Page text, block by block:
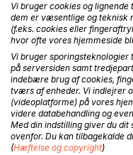
BESKRIVELSE
Bogen er skrevet
Det er tre år hvor
og mediteret mange
dette beskrives i
Vi bruger cookies og
dem er væsentlige og teknisk
(f.eks. cookies eller
hvor ofte vores hjemmeside
Vi bruger
på serversiden samt
indebære brug af cookies,
tværs af enheder. Vi indlejrer
(videoplatforme) på vores
videre databehandling og
Med din indstilling giver du
ovenfor. Du kan tilbagekalde
(Hæftelse og copyright)